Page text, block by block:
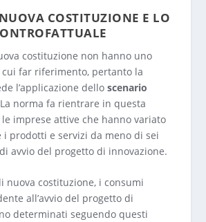
COSTITUZIONE E LO
costituzione non hanno uno
cui far riferimento, pertanto la
l’applicazione delloscenario
norma fa rientrare in questa
imprese attive che hanno variato
i prodotti e servizi da meno di sei
avvio del progetto di innovazione.
nuova costituzione, i consumi
all’avvio del progetto di
determinati seguendo questi